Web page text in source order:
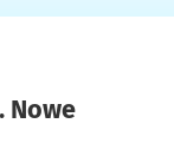
Nowe